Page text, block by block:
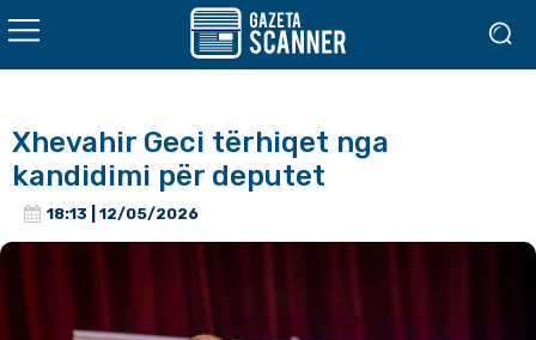
Xhevahir Geci tërhiqet nga
kandidimi për deputet
18:13 | 12/05/2026